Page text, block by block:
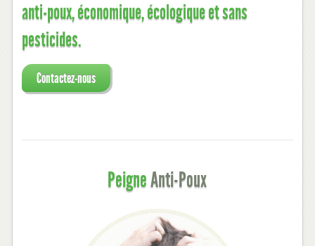
anti-poux, économique, écologique et sans
pesticides.
Contactez-nous
PeigneAnti-Poux